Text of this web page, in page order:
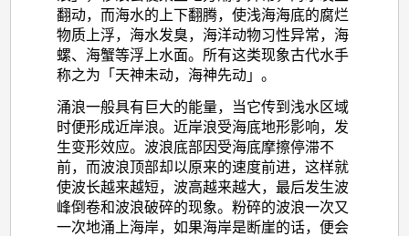
翻动，而海水的上下翻腾，使浅海海底的腐烂
物质上浮，海水发臭，海洋动物习性异常，海
螺、海蟹等浮上水面。所有这类现象古代水手
称之为「天神未动，海神先动」。
涌浪一般具有巨大的能量，当它传到浅水区域
时便形成近岸浪。近岸浪受海底地形影响，发
生变形效应。波浪底部因受海底摩擦停滞不
前，而波浪顶部却以原来的速度前进，这样就
使波长越来越短，波高越来越大，最后发生波
峰倒卷和波浪破碎的现象。粉碎的波浪一次又
一次地涌上海岸，如果海岸是断崖的话，便会